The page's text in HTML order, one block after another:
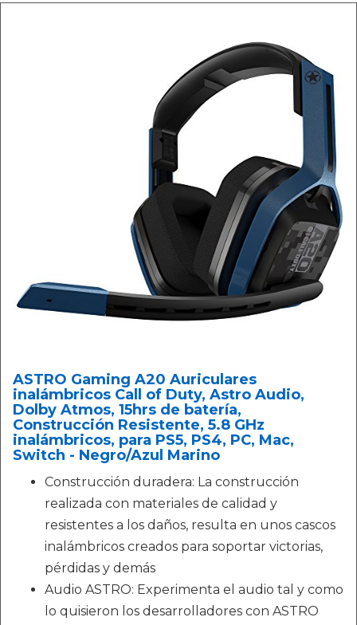
ASTRO Gaming A20 Auriculares
inalámbricos Call of Duty, Astro Audio,
Dolby Atmos, 15hrs de batería,
Construcción Resistente, 5.8 GHz
inalámbricos, para PS5, PS4, PC, Mac,
Switch - Negro/Azul Marino
Construcción duradera: La construcción
realizada con materiales de calidad y
resistentes a los daños, resulta en unos cascos
inalámbricos creados para soportar victorias,
pérdidas y demás
Audio ASTRO: Experimenta el audio tal y como
lo quisieron los desarrolladores con ASTRO